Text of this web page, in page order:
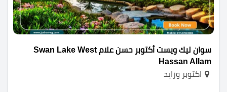
سوان ليك ويست أكتوبر حسن علام Swan Lake West
Hassan Allam
اكتوبر وزايد